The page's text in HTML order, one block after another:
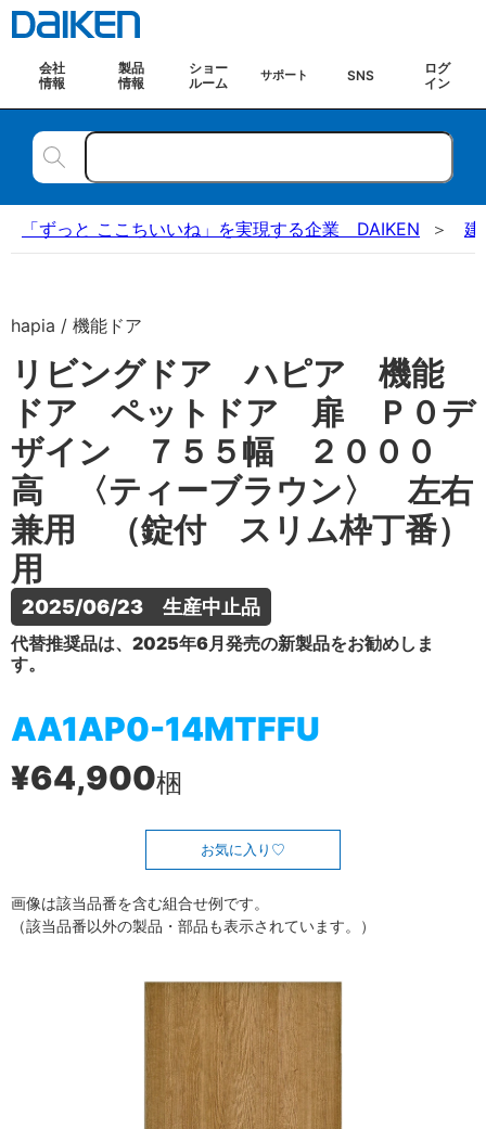
会社
情報
製品
情報
ショー
ルーム
サポート SNS
ログ
イン
「ずっと ここちいいね」を実現する企業 DAIKEN 建
hapia / 機能ドア
リビングドア ハピア 機能
ドア ペットドア 扉 Ｐ０デ
ザイン ７５５幅 ２０００
高 〈ティーブラウン〉 左右
兼用 （錠付 スリム枠丁番）
用
2025/06/23　生産中止品
代替推奨品は、2025年6月発売の新製品をお勧めしま
す。
AA1AP0-14MTFFU
¥64,900梱
お気に入り
画像は該当品番を含む組合せ例です。
（該当品番以外の製品・部品も表示されています。）